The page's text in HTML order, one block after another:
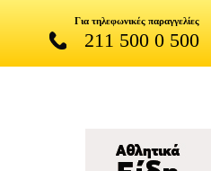
Για τηλεφωνικές παραγγελίες
211 500 0 500